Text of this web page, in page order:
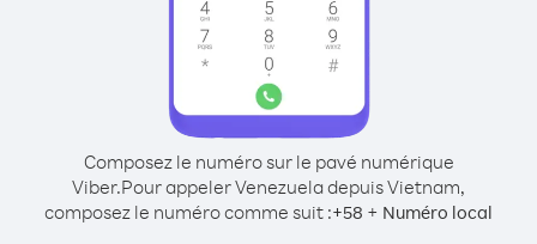
Composez le numéro sur le pavé numérique
Viber.Pour appeler Venezuela depuis Vietnam,
composez le numéro comme suit :+58 + Numéro local